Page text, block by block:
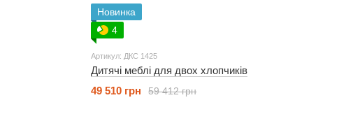
Новинка
4
Артикул: ДКС 1425
Дитячі меблі для двох хлопчиків
59 412 грн
49 510 грн